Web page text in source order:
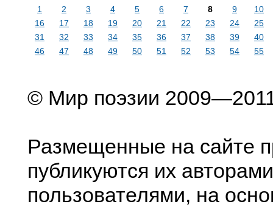
1 2 3 4 5 6 7 8 9
10
16
17 18 19 20 21 22 23 24
25
31
32 33 34 35 36 37 38 39
40
46
47 48 49 50 51 52 53 54 55
© Мир поэзии
Размещенные на сайте
публикуются их
пользователями, на